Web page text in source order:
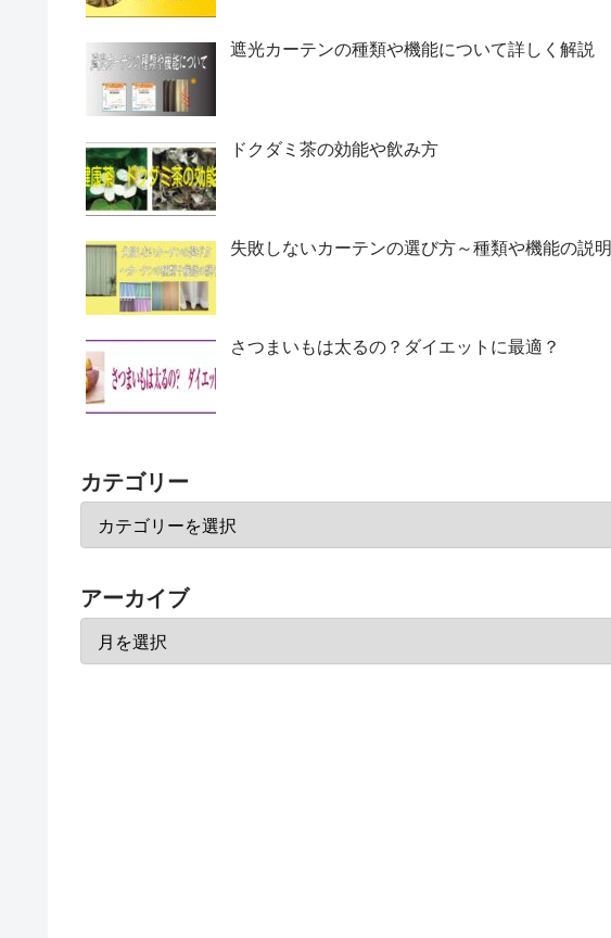
遮光カーテンの種類や機能について詳しく解説
ドクダミ茶の効能や飲み方
失敗しないカーテンの選び方～種類や機能の説明
さつまいもは太るの？ダイエットに最適？
カテゴリー
アーカイブ